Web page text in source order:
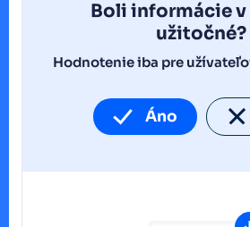
Boli informácie v
užitočné?
Hodnotenie iba pre
Áno